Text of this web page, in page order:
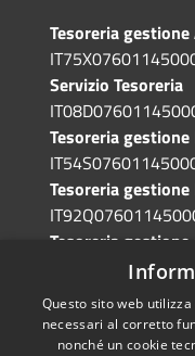
Tesoreria
Servizio Tesoreria
Tesoreria
Tesoreria
Tesoreria gestione
Questo sito web
necessari al corretto
nonché un cookie